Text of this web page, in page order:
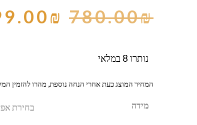
780.00₪
₪
נותרו 8 במלאי
המחיר המוצג כעת אחרי הנחה נוספת, מהרו להזמין
מידה